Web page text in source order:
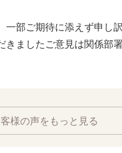
一部ご期待に添えず申し
きましたご意見は関係部
様の声をもっと見る